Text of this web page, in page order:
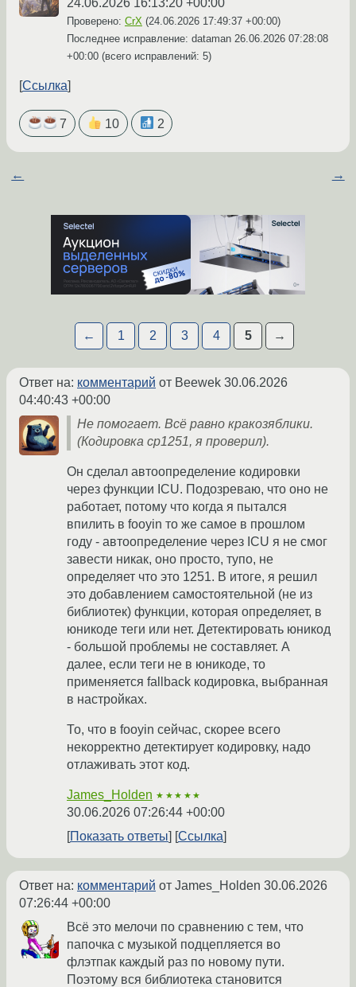
24.06.2026 16:13:20 +00:00
Проверено: CrX (24.06.2026 17:49:37 +00:00)
Последнее исправление: dataman 26.06.2026 07:28:08
+00:00 (всего исправлений: 5)
Ссылка
7 10 2
← →
← 1 2 3 4 5 →
Ответ на: комментарий от Beewek 30.06.2026
04:40:43 +00:00
Не помогает. Всё равно кракозяблики.
(Кодировка cp1251, я проверил).
Он сделал автоопределение кодировки
через функции ICU. Подозреваю, что оно не
работает, потому что когда я пытался
впилить в fooyin то же самое в прошлом
году - автоопределение через ICU я не смог
завести никак, оно просто, тупо, не
определяет что это 1251. В итоге, я решил
это добавлением самостоятельной (не из
библиотек) функции, которая определяет, в
юникоде теги или нет. Детектировать юникод
- большой проблемы не составляет. А
далее, если теги не в юникоде, то
применяется fallback кодировка, выбранная
в настройках.
То, что в fooyin сейчас, скорее всего
некорректно детектирует кодировку, надо
отлаживать этот код.
James_Holden ★★★★★
30.06.2026 07:26:44 +00:00
Показать ответы
Ссылка
Ответ на: комментарий от James_Holden 30.06.2026
07:26:44 +00:00
Всё это мелочи по сравнению с тем, что
папочка с музыкой подцепляется во
флэтпак каждый раз по новому пути.
Поэтому вся библиотека становится